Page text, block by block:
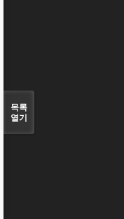
목록
열기